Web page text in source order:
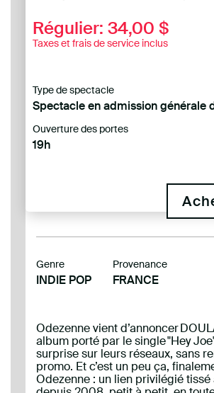
Régulier: 34,00 $
Taxes et frais de service inclus
Type de spectacle
Spectacle en admission générale
Ouverture des portes
19h
Genre
INDIE POP
Provenance
FRANCE
Odezenne vient d’annoncer
album porté par le single "Hey
surprise sur leurs réseaux, sans
promo. Et c’est un peu ça,
Odezenne : un lien privilégié